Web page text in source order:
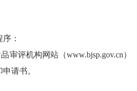
：
评机构网站（www.bjsp.gov.cn）
请书。